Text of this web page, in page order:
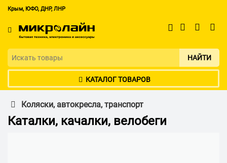
Крым, ЮФО, ДНР, ЛНР
НАЙТИ
КАТАЛОГ ТОВАРОВ
Коляски, автокресла, транспорт
Каталки, качалки, велобеги